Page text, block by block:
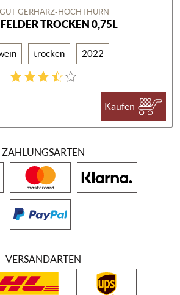
GERHARZ-HOCHTHURN
TROCKEN 0,75L
trocken 2022
Kaufen
ZAHLUNGSARTEN
VERSANDARTEN